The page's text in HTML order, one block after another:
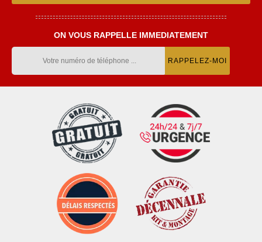
ON VOUS RAPPELLE IMMEDIATEMENT